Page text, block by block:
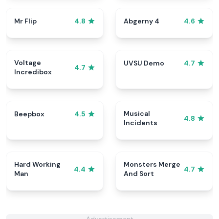
Mr Flip 4.8 Abgerny 4 4.6
Voltage
Incredibox
4.7
UVSU Demo 4.7
Beepbox 4.5
Musical
Incidents
4.8
Hard Working
Man
4.4
Monsters Merge
And Sort
4.7